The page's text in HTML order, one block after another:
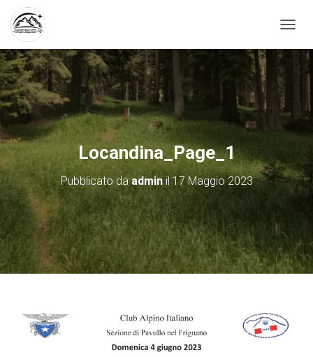
A
Z
E
O
L
Locandina_Page_1
Pubblicato daadminil 17 Maggio 2023